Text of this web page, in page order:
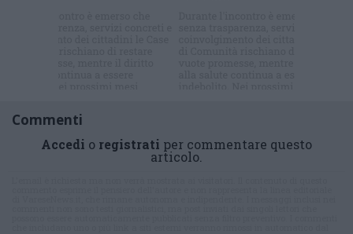
Commenti
Accedi o registrati per commentare questo
articolo.